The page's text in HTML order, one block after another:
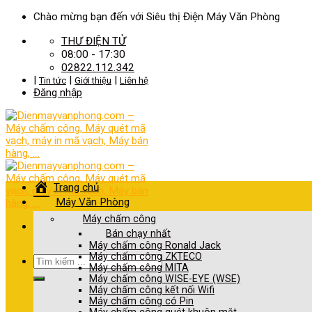
Skip
content
Chào mừng bạn đến với Siêu thị Điện Máy Văn Phòng
THƯ ĐIỆN TỬ
08:00 - 17:30
02822.112.342
|Tin tức | Giới thiệu | Liên hệ
Đăng nhập
Tìm
kiếm:
Trang chủ
Máy Văn Phòng
Máy chấm công
Bán chạy nhất
Máy chấm công Ronald Jack
Máy chấm công ZKTECO
Máy chấm công MITA
Máy chấm công WISE-EYE (WSE)
Máy chấm công kết nối Wifi
Máy chấm công có Pin